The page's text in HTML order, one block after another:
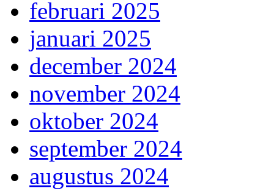
februari 2025
januari 2025
december 2024
november 2024
oktober 2024
september 2024
augustus 2024